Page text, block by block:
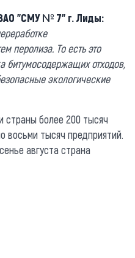
"СМУ № 7" г. Лиды:
перолиза. То есть это
битумосодержащих отходов,
экологические
страны более 200 тысяч
восьми тысяч предприятий.
августа страна